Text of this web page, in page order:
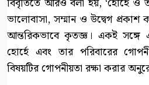
ভালোবাসা, সম্মান ও উদ্বেগ
আন্তরিকভাবে কৃতজ্ঞ। একই সঙ্গে
হোর্হে এবং তার পরিবারের
বিষয়টির গোপনীয়তা রক্ষা করার